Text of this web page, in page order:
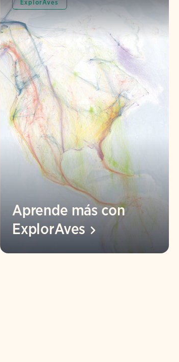
ExplorAves
Aprende más con
ExplorAves